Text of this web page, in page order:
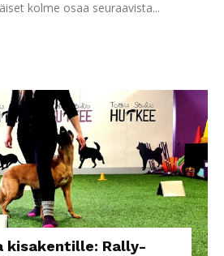
kolme osaa seuraavista...
kisakentille: Rally-